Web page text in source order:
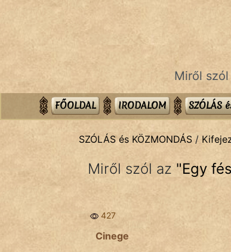
Bibliai
Közmondások
Szóláscsoportok
Miről szól
FŐOLDAL IRODALOM SZÓLÁS
SZÓLÁS és KÖZMONDÁS /
Miről szól az "Egy
427
Cinege